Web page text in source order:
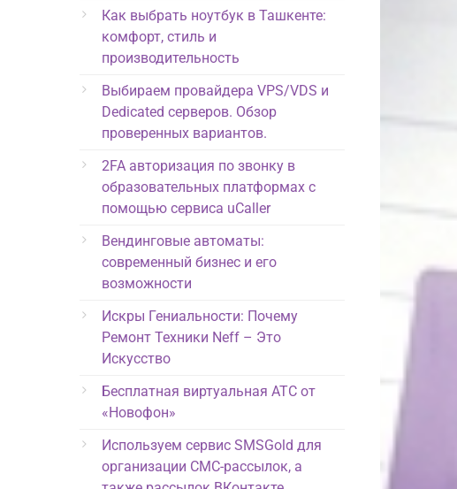
Как выбрать ноутбук в Ташкенте:
комфорт, стиль и
производительность
Выбираем провайдера VPS/VDS и
Dedicated серверов. Обзор
проверенных вариантов.
2FA авторизация по звонку в
образовательных платформах с
помощью сервиса uCaller
Вендинговые автоматы:
современный бизнес и его
возможности
Искры Гениальности: Почему
Ремонт Техники Neff – Это
Искусство
Бесплатная виртуальная АТС от
«Новофон»
Используем сервис SMSGold для
организации СМС-рассылок, а